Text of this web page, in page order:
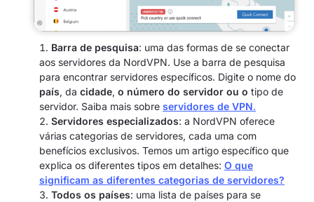
Barra de pesquisa: uma das formas de se conectar
aos servidores da NordVPN. Use a barra de pesquisa
para encontrar servidores específicos. Digite o nome do
país, da cidade, o número do servidor ou o tipo de
servidor. Saiba mais sobre servidores de VPN.
Servidores especializados: a NordVPN oferece
várias categorias de servidores, cada uma com
benefícios exclusivos. Temos um artigo específico que
explica os diferentes tipos em detalhes: O que
significam as diferentes categorias de servidores?
Todos os países: uma lista de países para se